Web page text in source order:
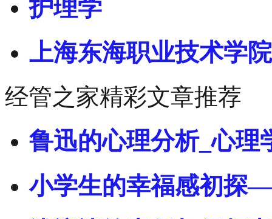
护理学
上海东海职业技术学院
经管之家精彩文章推荐
鲁迅的心理分析_心理
小学生的幸福感初探